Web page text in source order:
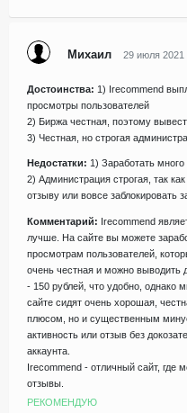
Михаил 29 июля 2021
Достоинства: 1) Irecommend
просмотры пользователей
2) Биржа честная, поэтому
3) Честная, но строгая
Недостатки: 1) Заработать
2) Администрация строгая, так
отзыву или вовсе заблокировать
Комментарий: Irecommend
лучше. На сайте вы можете
просмотрам пользователей,
очень честная и можно
- 150 рублей, что удобно, однако
сайте сидят очень хорошая,
плюсом, но и существенным
активность или отзыв без
аккаунта.
Irecommend - отличный сайт, где
отзывы.
РЕКОМЕНДУЮ